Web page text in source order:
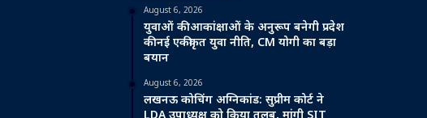
August 6, 2026
युवाओं की आकांक्षाओं के अनुरूप बनेगी प्रदेश
की नई एकीकृत युवा नीति, CM योगी का बड़ा
बयान
August 6, 2026
लखनऊ कोचिंग अग्निकांड: सुप्रीम कोर्ट ने